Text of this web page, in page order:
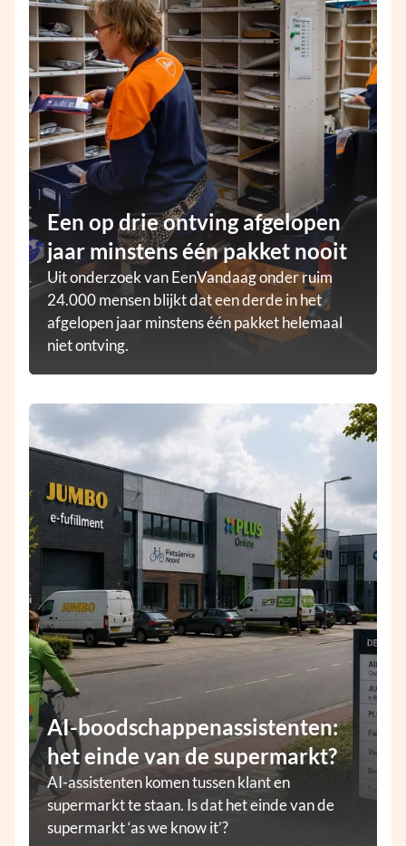
AI-boodschappenassistenten:
het einde van de supermarkt?
AI-assistenten komen tussen klant en
supermarkt te staan. Is dat het einde van de
supermarkt ‘as we know it’?
Een op drie ontving afgelopen
jaar minstens één pakket nooit
Uit onderzoek van EenVandaag onder ruim
24.000 mensen blijkt dat een derde in het
afgelopen jaar minstens één pakket helemaal
niet ontving.